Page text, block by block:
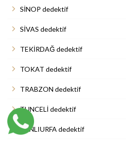
SİNOP dedektif
SİVAS dedektif
TEKİRDAĞ dedektif
TOKAT dedektif
TRABZON dedektif
TUNCELİ dedektif
ŞANLIURFA dedektif